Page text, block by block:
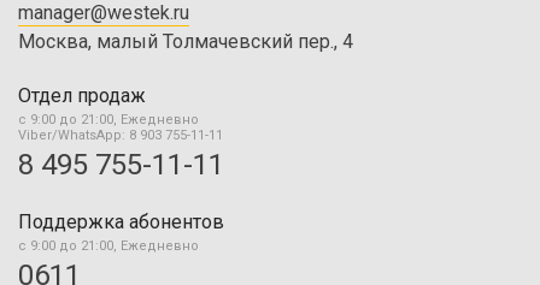
manager@westek.ru
Москва, малый Толмачевский пер., 4
Отдел продаж
с 9:00 до 21:00, Ежедневно
Viber/WhatsApp: 8 903 755-11-11
8 495 755-11-11
Поддержка абонентов
с 9:00 до 21:00, Ежедневно
0611